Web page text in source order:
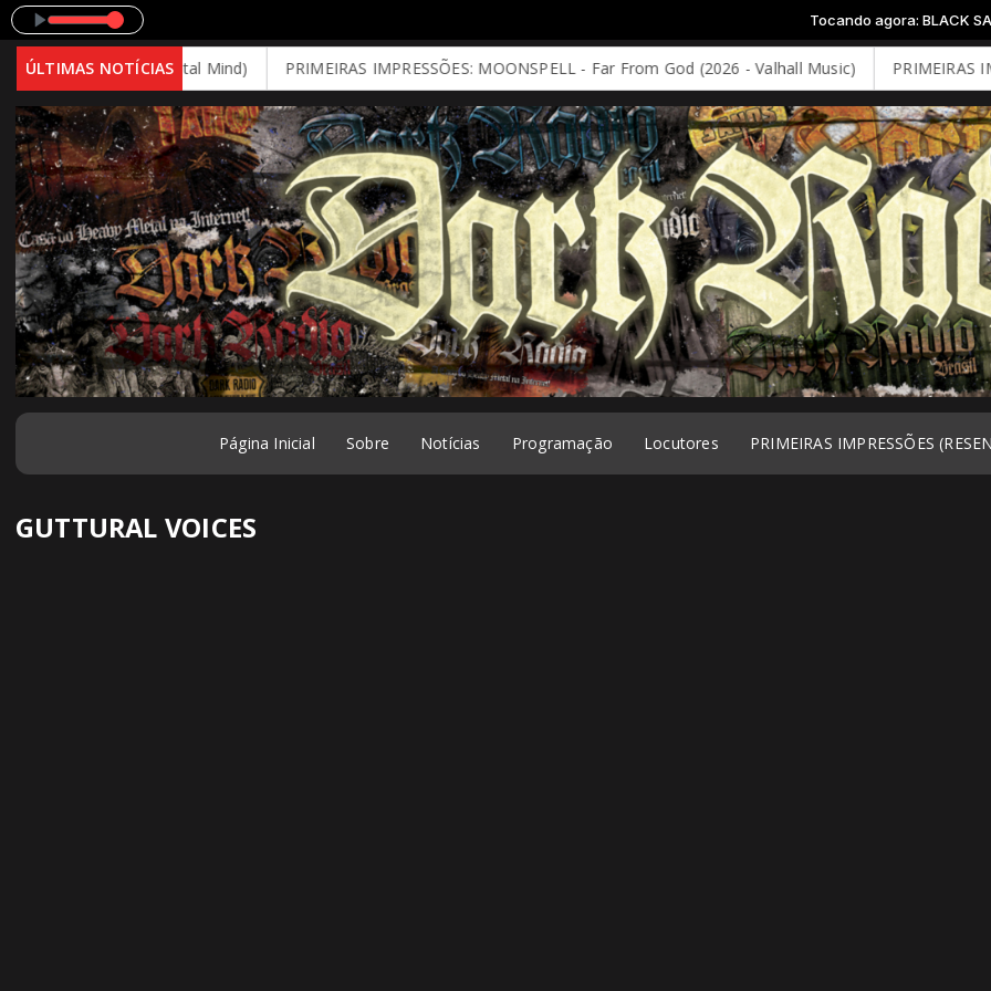
Tocando agora: BLACK
ÚLTIMAS NOTÍCIAS
Decay (2026 - Brutal Mind) PRIMEIRAS IMPRESSÕES: MOONSPELL - Far From God (2026 - Valhall Music) PRIMEIRAS
Página Inicial Sobre Notícias Programação Locutores PRIMEIRAS IMPRESSÕES
GUTTURAL VOICES